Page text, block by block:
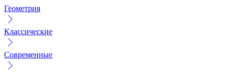
Геометрия
Классические
Современные